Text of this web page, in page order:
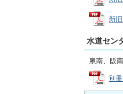
新
水道セン
泉南、阪
別